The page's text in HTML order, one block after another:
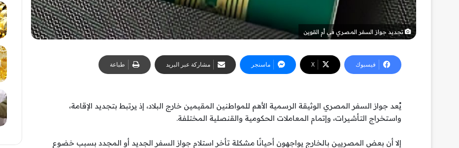
تجديد جواز السفر المصري في أم القوين
فيسبوك ‫X ماسنجر مشاركة عبر البريد طباعة
يُعد جواز السفر المصري الوثيقة الرسمية الأهم للمواطنين المقيمين خارج البلاد، إذ يرتبط بتجديد الإقامة،
واستخراج التأشيرات، وإتمام المعاملات الحكومية والقنصلية المختلفة.
إلا أن بعض المصريين بالخارج يواجهون أحيانًا مشكلة تأخر استلام جواز السفر الجديد أو المجدد بسبب خضوع